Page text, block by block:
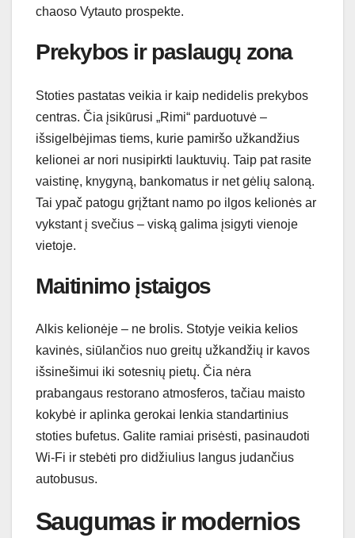
chaoso Vytauto prospekte.
Prekybos ir paslaugų zona
Stoties pastatas veikia ir kaip nedidelis prekybos
centras. Čia įsikūrusi „Rimi“ parduotuvė –
išsigelbėjimas tiems, kurie pamiršo užkandžius
kelionei ar nori nusipirkti lauktuvių. Taip pat rasite
vaistinę, knygyną, bankomatus ir net gėlių saloną.
Tai ypač patogu grįžtant namo po ilgos kelionės ar
vykstant į svečius – viską galima įsigyti vienoje
vietoje.
Maitinimo įstaigos
Alkis kelionėje – ne brolis. Stotyje veikia kelios
kavinės, siūlančios nuo greitų užkandžių ir kavos
išsinešimui iki sotesnių pietų. Čia nėra
prabangaus restorano atmosferos, tačiau maisto
kokybė ir aplinka gerokai lenkia standartinius
stoties bufetus. Galite ramiai prisėsti, pasinaudoti
Wi-Fi ir stebėti pro didžiulius langus judančius
autobusus.
Saugumas ir modernios